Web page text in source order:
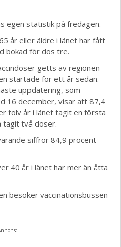
egen statistik på fredagen.
år eller äldre i länet har fått
bokad för dos tre.
getts av regionen
startade för ett år sedan.
uppdatering, som
16 december, visar att 87,4
tolv år i länet tagit en första
tagit två doser.
siffror 84,9 procent
40 år i länet har mer än åtta
besöker vaccinationsbussen